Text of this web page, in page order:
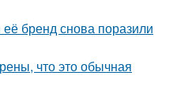
бренд снова поразили
что это обычная